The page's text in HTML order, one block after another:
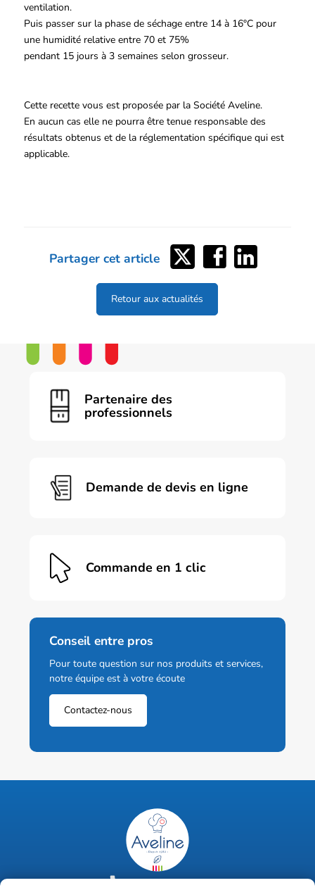
ventilation.
Puis passer sur la phase de séchage entre 14 à 16°C pour
une humidité relative entre 70 et 75%
pendant 15 jours à 3 semaines selon grosseur.
Cette recette vous est proposée par la Société Aveline.
En aucun cas elle ne pourra être tenue responsable des
résultats obtenus et de la réglementation spécifique qui est
applicable.
Partager cet article
Partager
sur
Twitter
Partager
sur
Facebook
Partager
sur
Retour aux actualités
Partenaire des
professionnels
Demande de devis en ligne
Commande en 1 clic
Conseil entre pros
Pour toute question sur nos produits et services,
notre équipe est à votre écoute
Contactez-nous
02 47 63 18 92